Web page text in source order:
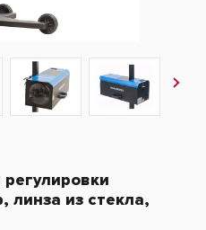
линза из стекла,